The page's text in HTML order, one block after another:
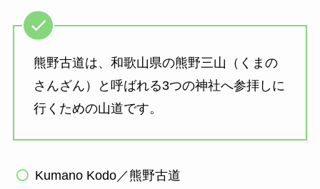
熊野古道は、和歌山県の熊野三山（くまの
さんざん）と呼ばれる3つの神社へ参拝しに
行くための山道です。
Kumano Kodo／熊野古道